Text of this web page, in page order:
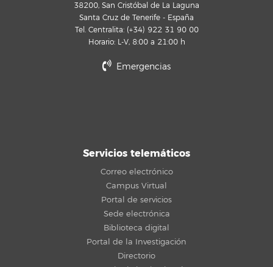
38200, San Cristóbal de La Laguna
Santa Cruz de Tenerife - España
Tel. Centralita: (+34) 922 31 90 00
Horario: L-V, 8:00 a 21:00 h
Emergencias
Servicios telemáticos
Correo electrónico
Campus Virtual
Portal de servicios
Sede electrónica
Biblioteca digital
Portal de la Investigación
Directorio